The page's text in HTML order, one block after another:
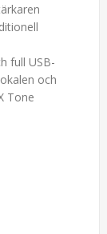
full USB-
och
Tone